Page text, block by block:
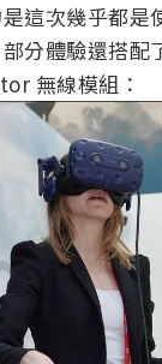
這次幾乎都是
分體驗還搭配
無線模組：